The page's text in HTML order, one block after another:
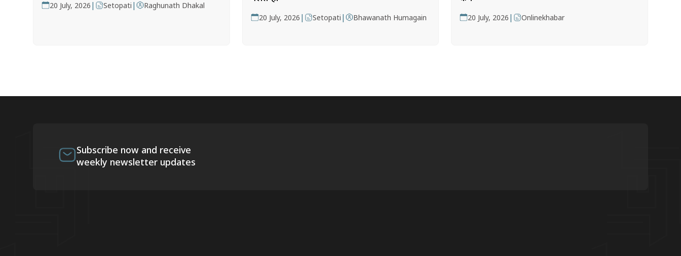
20 July, 2026 | Setopati | Raghunath Dhakal
20 July, 2026 | Setopati | Bhawanath Humagain 20 July, 2026 | Onlinekhabar
Subscribe now and receive
weekly newsletter updates